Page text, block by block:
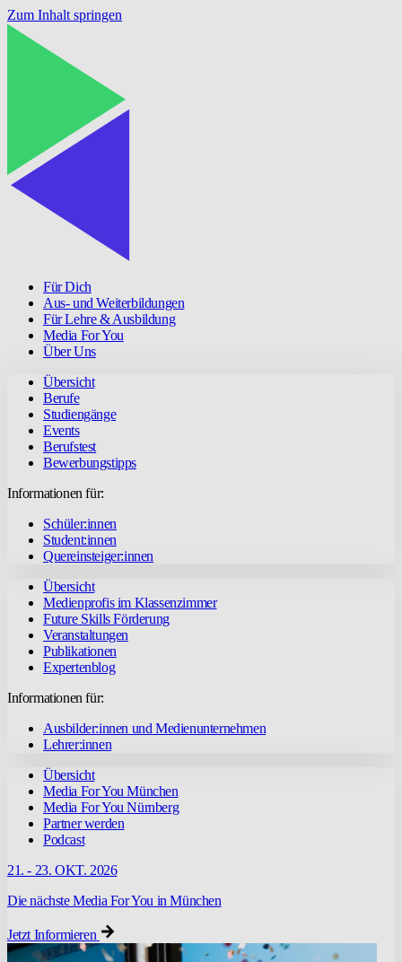
Zum Inhalt springen
Für Dich
Aus- und Weiterbildungen
Für Lehre & Ausbildung
Media For You
Über Uns
Übersicht
Berufe
Studiengänge
Events
Berufstest
Bewerbungstipps
Informationen für:
Schüler:innen
Student:innen
Quereinsteiger:innen
Übersicht
Medienprofis im Klassenzimmer
Future Skills Förderung
Veranstaltungen
Publikationen
Expertenblog
Informationen für:
Ausbilder:innen und Medienunternehmen
Lehrer:innen
Übersicht
Media For You München
Media For You Nürnberg
Partner werden
Podcast
21. - 23. OKT. 2026
Die nächste Media For You in München
Jetzt Informieren